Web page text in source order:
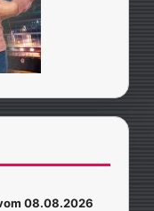
08.08.2026